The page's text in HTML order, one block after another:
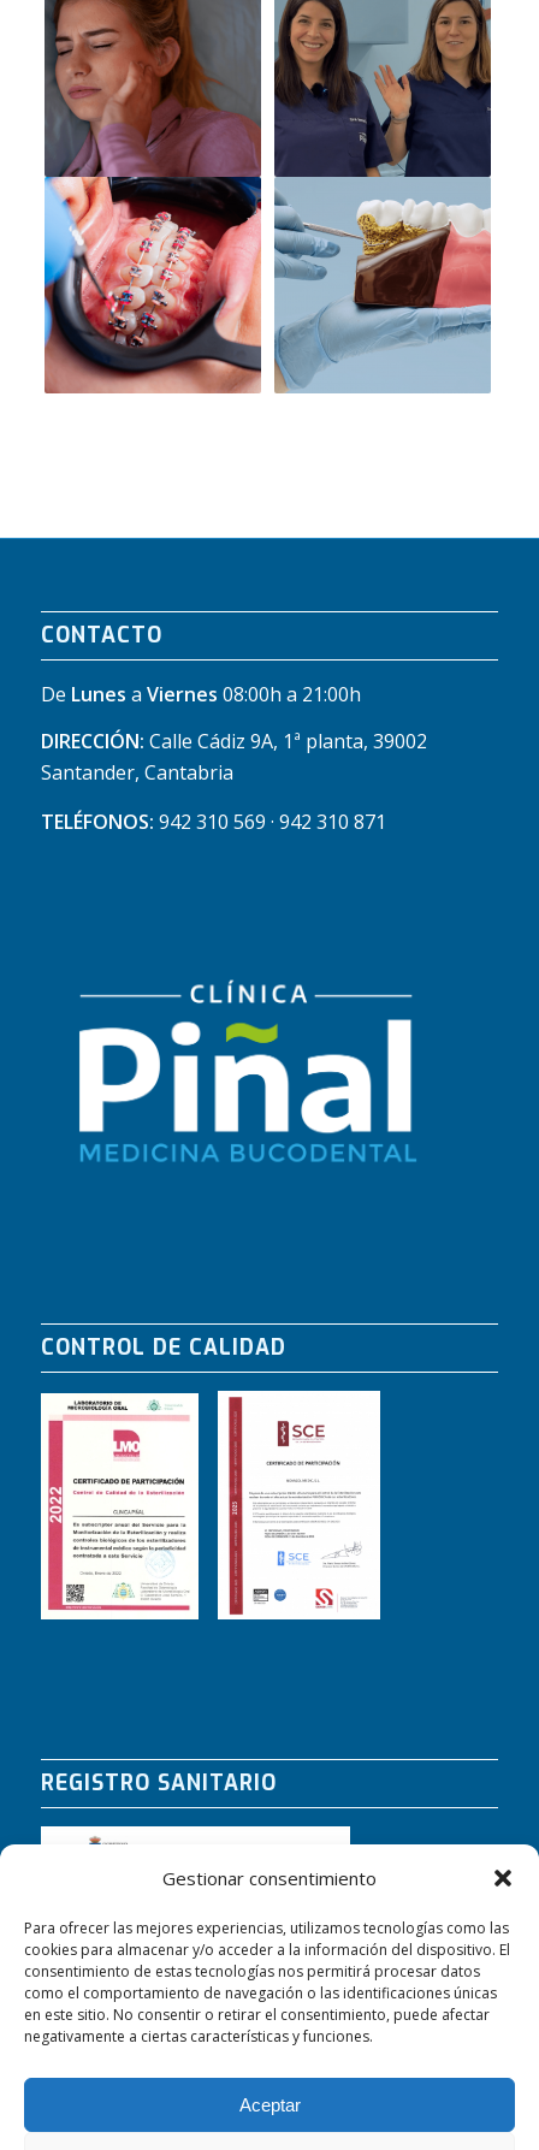
Gestionar consentimiento
Para ofrecer las mejores experiencias, utilizamos tecnologías como las
cookies para almacenar y/o acceder a la información del dispositivo. El
consentimiento de estas tecnologías nos permitirá procesar datos
como el comportamiento de navegación o las identificaciones únicas
en este sitio. No consentir o retirar el consentimiento, puede afectar
negativamente a ciertas características y funciones.
Aceptar
CONTACTO
De Lunes a Viernes 08:00h a 21:00h
DIRECCIÓN: Calle Cádiz 9A, 1ª planta, 39002
Santander, Cantabria
TELÉFONOS: 942 310 569 · 942 310 871
CONTROL DE CALIDAD
REGISTRO SANITARIO